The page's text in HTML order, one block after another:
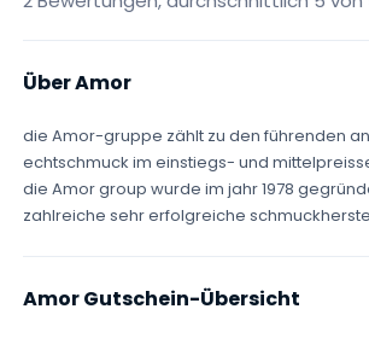
Über Amor
die Amor-gruppe zählt zu den führenden
echtschmuck im einstiegs- und
die Amor group wurde im jahr 1978
zahlreiche sehr erfolgreiche
Amor Gutschein-Übersicht